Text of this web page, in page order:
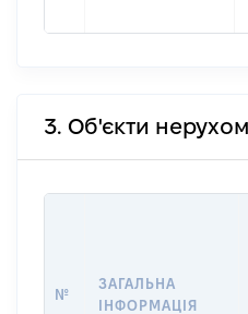
3. Об'єкти
№
ЗАГАЛЬНА
ІНФОРМАЦІЯ